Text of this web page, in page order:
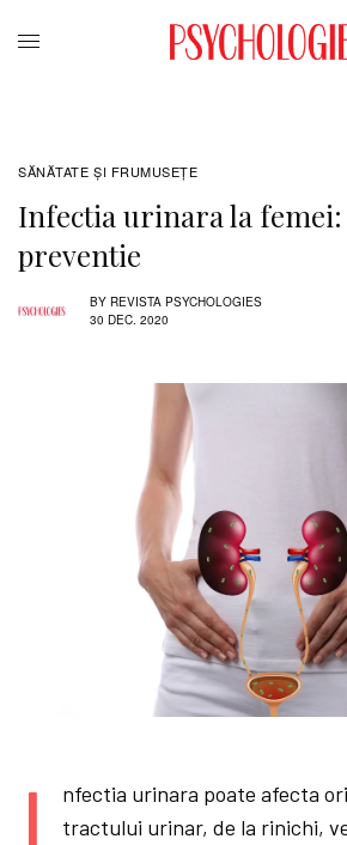
SĂNĂTATE ŞI FRUMUSEȚE
Infectia urinara la femei:
preventie
BY REVISTA PSYCHOLOGIES
30 DEC. 2020
nfectia urinara poate afecta
tractului urinar, de la rinichi,